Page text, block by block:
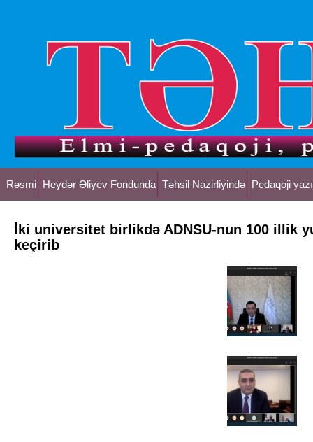
Rəsmi Heydər Əliyev Fondunda Təhsil Nazirliyində Pedaqoji
İki universitet birlikdə ADNSU-nun 100 illik
keçirib